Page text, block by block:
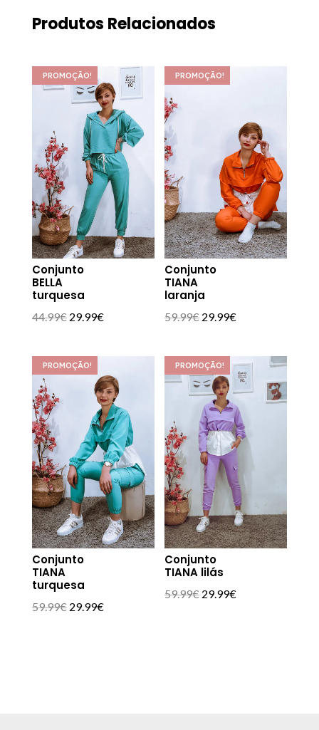
Produtos Relacionados
PROMOÇÃO!
Conjunto
BELLA
turquesa
44.99€ O
era:
44.99€.
29.99€O
29.99€.
PROMOÇÃO!
Conjunto
TIANA
laranja
59.99€ O
era:
59.99€.
29.99€O
é:
29.99€.
PROMOÇÃO!
Conjunto
TIANA
turquesa
59.99€ O
29.99€O
PROMOÇÃO!
Conjunto
TIANA lilás
59.99€ O
29.99€O